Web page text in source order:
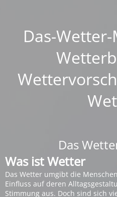
Das-
Das
Was ist Wetter
Das Wetter umgibt die
Einfluss auf deren
Stimmung aus. Doch sind sich